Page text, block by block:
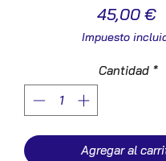
45,00 €
Impuesto
Cantidad *
Agregar al